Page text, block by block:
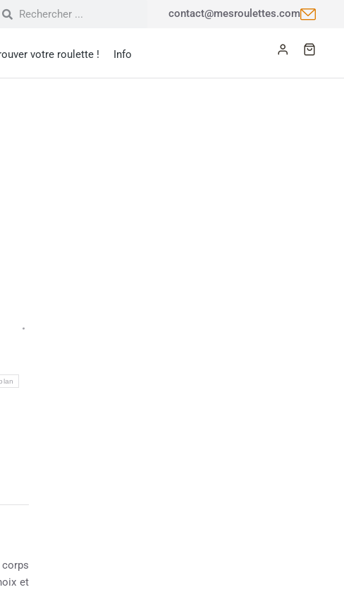
contact@mesroulettes.com
votre roulette ! Info
et